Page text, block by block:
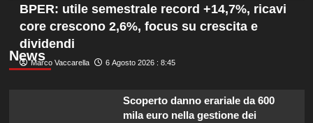
News
BPER: utile semestrale record +14,7%, ricavi
core crescono 2,6%, focus su crescita e
dividendi
Marco Vaccarella 6 Agosto 2026 : 8:45
Scoperto danno erariale da 600
mila euro nella gestione dei